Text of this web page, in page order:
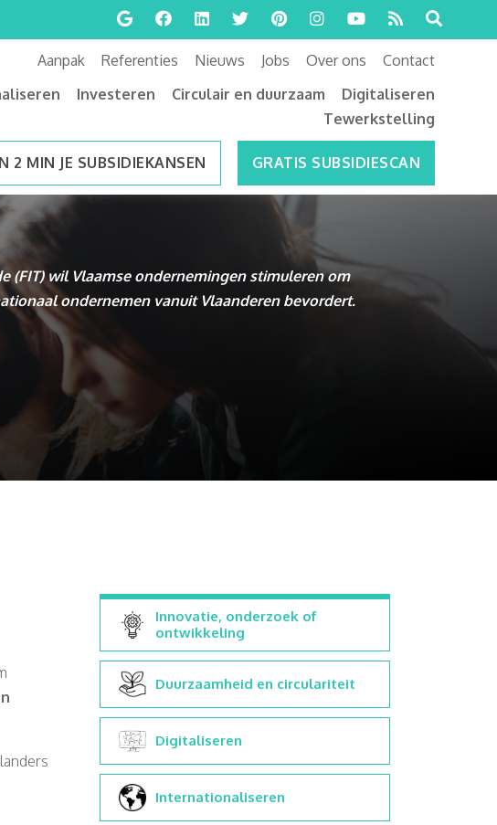
Aanpak Referenties Nieuws Jobs Over ons
Contact
Investeren Circulair en duurzaam
Digitaliseren
Tewerkstelling
2 MIN JE SUBSIDIEKANSEN GRATIS SUBSIDIESCAN
(FIT) wil Vlaamse ondernemingen stimuleren om
ondernemen vanuit Vlaanderen bevordert.
Innovatie, onderzoek of
ontwikkeling
Duurzaamheid en circulariteit
Digitaliseren
Internationaliseren